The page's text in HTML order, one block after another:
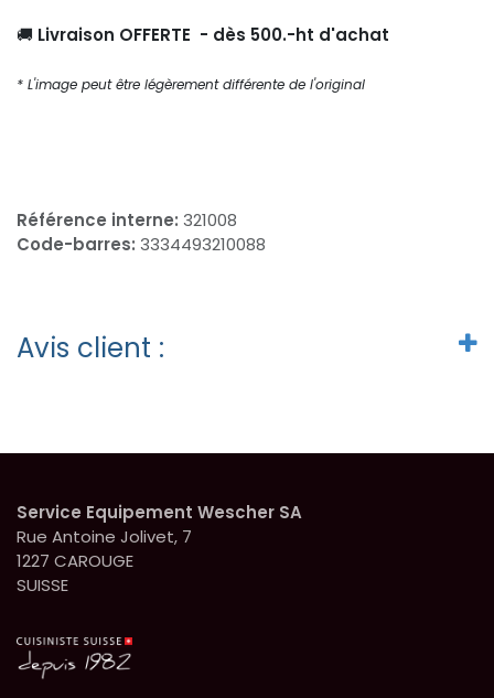
🚚 Livraison OFFERTE - dès 500.-ht d'achat
* L'image peut être légèrement différente de l'original
Référence interne: 321008
Code-barres: 3334493210088
Avis client :
Service Equipement Wescher SA
Rue Antoine Jolivet, 7
1227 CAROUGE
SUISSE